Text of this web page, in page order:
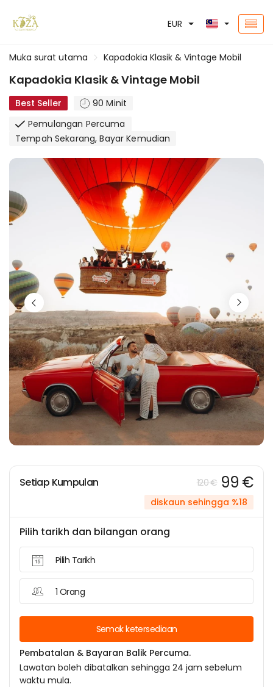
EUR
Muka surat utama Kapadokia Klasik & Vintage Mobil
Kapadokia Klasik & Vintage Mobil
Best Seller
90 Minit
Pemulangan Percuma
Tempah Sekarang, Bayar Kemudian
Setiap Kumpulan 120 € 99 €
diskaun sehingga %18
Pilih tarikh dan bilangan orang
Pilih Tarikh
1 Orang
Semak ketersediaan
Pembatalan & Bayaran Balik Percuma.
Lawatan boleh dibatalkan sehingga 24 jam sebelum
waktu mula.